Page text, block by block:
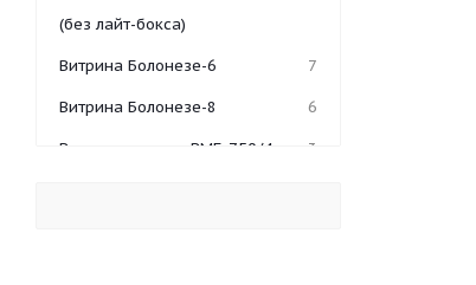
(без лайт-бокса)
Витрина Болонезе-6 7
Витрина Болонезе-8 6
Витрина-мармит ВМБ-750/4 3